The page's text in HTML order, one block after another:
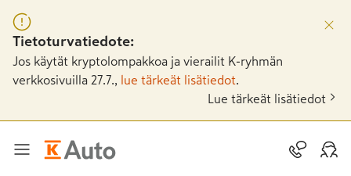
Tietoturvatiedote:
Jos käytät kryptolompakkoa ja vierailit K-ryhmän
verkkosivuilla 27.7.,
lue tärkeät lisätiedot
Lue tärkeät lisätiedot